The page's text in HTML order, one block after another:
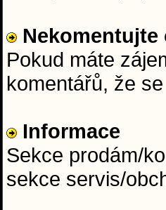
Nekomentujte
Pokud máte
komentářů, že
Informace
Sekce prodám/
sekce servis/